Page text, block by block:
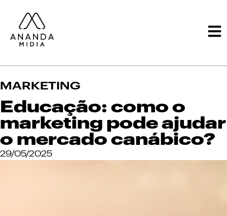
MARKETING
Educação: como o
marketing pode ajudar
o mercado canábico?
29/05/2025